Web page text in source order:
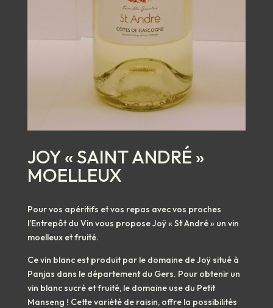
JOY « SAINT ANDRÉ »
MOELLEUX
Pour vos apéritifs et vos repas avec vos proches
l’Entrepôt du Vin vous propose Joÿ « St André » un vin
moelleux et fruité.
Ce vin blanc est produit par le domaine de Joÿ situé à
Panjas dans le département du Gers. Pour obtenir un
vin blanc sucré et fruité, le domaine use du Petit
Manseng ! Cette variété de raisin, offre la possibilités